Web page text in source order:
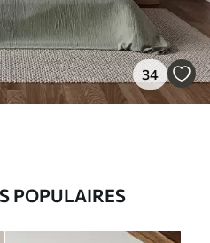
34
POPULAIRES